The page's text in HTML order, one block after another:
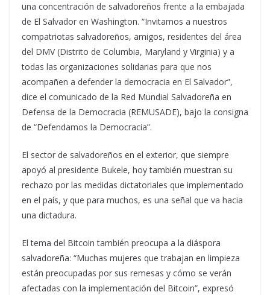
una concentración de salvadoreños frente a la embajada
de El Salvador en Washington. “Invitamos a nuestros
compatriotas salvadoreños, amigos, residentes del área
del DMV (Distrito de Columbia, Maryland y Virginia) y a
todas las organizaciones solidarias para que nos
acompañen a defender la democracia en El Salvador”,
dice el comunicado de la Red Mundial Salvadoreña en
Defensa de la Democracia (REMUSADE), bajo la consigna
de “Defendamos la Democracia”.
El sector de salvadoreños en el exterior, que siempre
apoyó al presidente Bukele, hoy también muestran su
rechazo por las medidas dictatoriales que implementado
en el país, y que para muchos, es una señal que va hacia
una dictadura.
El tema del Bitcoin también preocupa a la diáspora
salvadoreña: “Muchas mujeres que trabajan en limpieza
están preocupadas por sus remesas y cómo se verán
afectadas con la implementación del Bitcoin”, expresó